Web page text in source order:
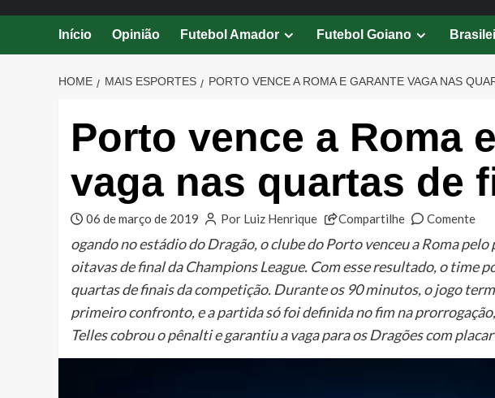
Início Opinião Futebol Amador Futebol Goiano
HOME MAIS ESPORTES PORTO VENCE A ROMA E GARANTE VAGA NAS
Porto vence a Roma
vaga nas quartas de
06 de março de 2019 Por Luiz Henrique Compartilhe Comente
ogando no estádio do Dragão, o clube do Porto venceu a Roma pelo
oitavas de final da Champions League. Com esse resultado, o time
quartas de finais da competição. Durante os 90 minutos, o jogo
primeiro confronto, e a partida só foi definida no fim na
Telles cobrou o pênalti e garantiu a vaga para os Dragões com